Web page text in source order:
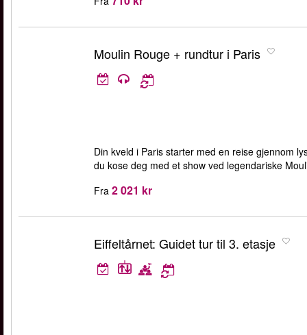
Moulin Rouge + rundtur i Paris
Din kveld i Paris starter med en reise gjennom
du kose deg med et show ved legendariske
Fra 2 021 kr
Eiffeltårnet: Guidet tur til 3. etasje